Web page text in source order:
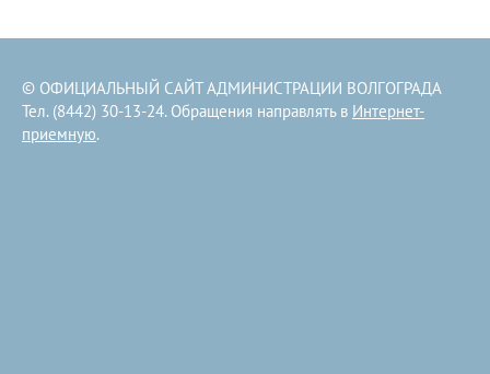
© ОФИЦИАЛЬНЫЙ САЙТ АДМИНИСТРАЦИИ ВОЛГОГРАДА
Тел. (8442) 30-13-24. Обращения направлять в Интернет-
приемную.